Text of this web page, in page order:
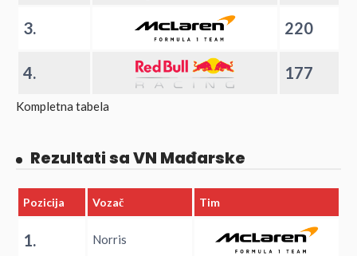
3. 220
4. 177
Kompletna tabela
Rezultati sa VN Mađarske
Pozicija Vozač Tim
1. Norris